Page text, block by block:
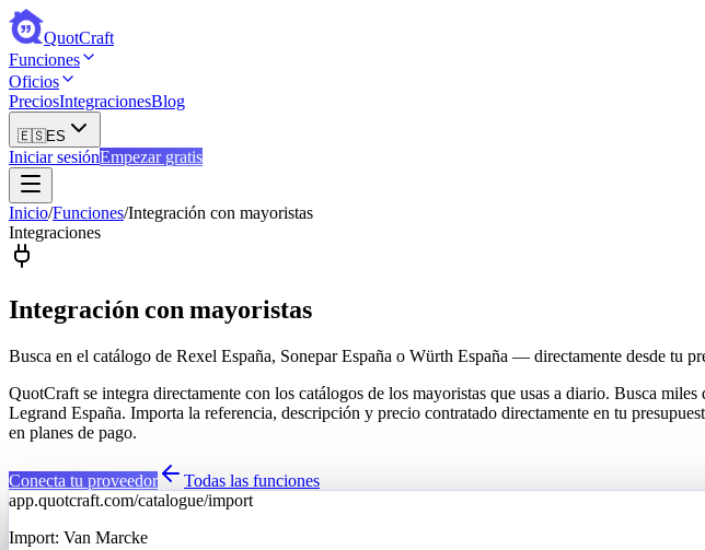
QuotCraft
Funciones
Oficios
PreciosIntegracionesBlog
🇪🇸ES
Iniciar sesiónEmpezar gratis
Inicio/Funciones/Integración con mayoristas
Integraciones
Integración con mayoristas
Busca en el catálogo de Rexel España, Sonepar España o Würth España — directamente desde tu
QuotCraft se integra directamente con los catálogos de los mayoristas que usas a diario. Busca
Legrand España. Importa la referencia, descripción y precio contratado directamente en tu
en planes de pago.
Conecta tu proveedor
Todas las funciones
app.quotcraft.com/catalogue/import
Import: Van Marcke